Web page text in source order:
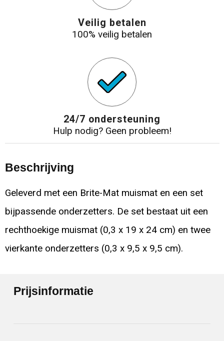
Veilig betalen
100% veilig betalen
24/7 ondersteuning
Hulp nodig? Geen probleem!
Beschrijving
Geleverd met een Brite-Mat muismat en een set
bijpassende onderzetters. De set bestaat uit een
rechthoekige muismat (0,3 x 19 x 24 cm) en twee
vierkante onderzetters (0,3 x 9,5 x 9,5 cm).
Prijsinformatie